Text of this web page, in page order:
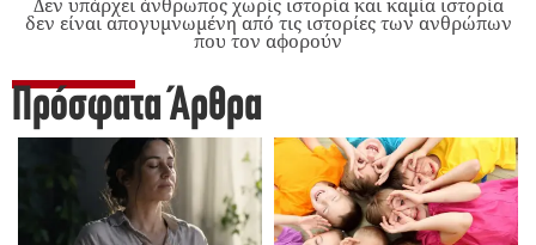
Δεν υπάρχει άνθρωπος χωρίς ιστορία και καμία ιστορία
δεν είναι απογυμνωμένη από τις ιστορίες των ανθρώπων
που τον αφορούν
Πρόσφατα Άρθρα